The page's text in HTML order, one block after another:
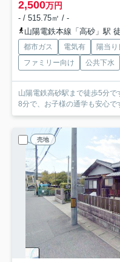
2,500万円
- / 515.75㎡ / -
山陽電鉄本線「高砂」駅
都市ガス 電気有 陽当り
ファミリー向け
公共下水
山陽電鉄高砂駅まで徒歩5分
8分で、お子様の通学も安心で
売地